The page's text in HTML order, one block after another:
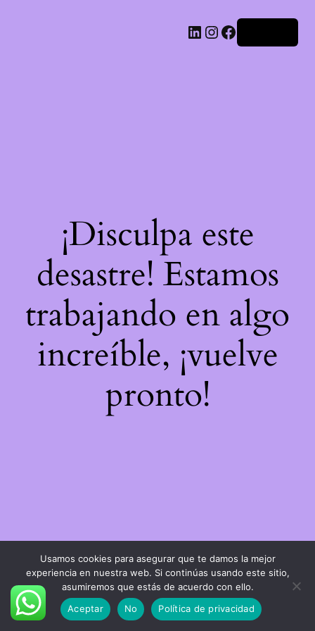
LinkedIn
Instagram
Facebook
¡Disculpa este
desastre! Estamos
trabajando en algo
increíble, ¡vuelve
pronto!
Usamos cookies para asegurar que te damos la mejor
experiencia en nuestra web. Si continúas usando este sitio,
asumiremos que estás de acuerdo con ello.
Aceptar
No Política de privacidad